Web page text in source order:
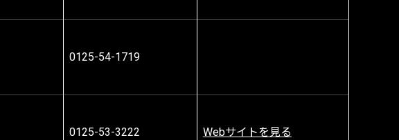
0125-54-1719
0125-53-3222 Webサイトを見る